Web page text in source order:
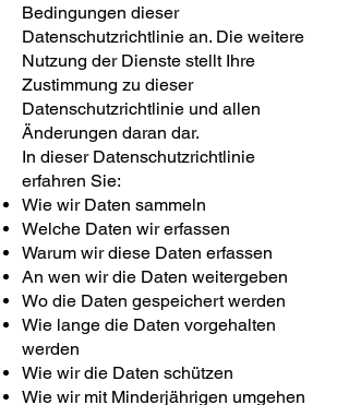
Bedingungen dieser
Datenschutzrichtlinie an. Die weitere
Nutzung der Dienste stellt Ihre
Zustimmung zu dieser
Datenschutzrichtlinie und allen
Änderungen daran dar.
In dieser Datenschutzrichtlinie
erfahren Sie:
Wie wir Daten sammeln
Welche Daten wir erfassen
Warum wir diese Daten erfassen
An wen wir die Daten weitergeben
Wo die Daten gespeichert werden
Wie lange die Daten vorgehalten
werden
Wie wir die Daten schützen
Wie wir mit Minderjährigen umgehen